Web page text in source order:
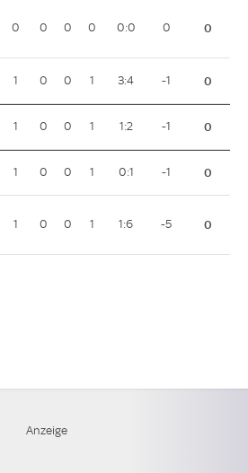
0 0 0 0 0:0 0 0
1 0 0 1 3:4 -1 0
1 0 0 1 1:2 -1 0
1 0 0 1 0:1 -1 0
1 0 0 1 1:6 -5 0